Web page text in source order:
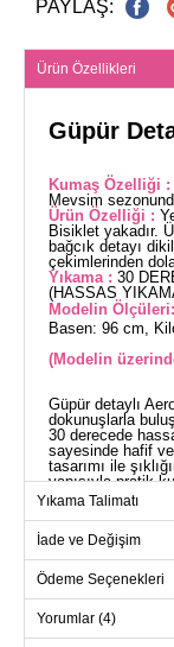
PAYLAŞ:
Ürün Özellikleri
Güpür
Kumaş Özelliği :
Mevsim
Ürün Özelliği :
Bisiklet yakadır.
bağcık detayı
çekimlerinden
Yıkama : 30
(HASSAS
Modelin Ölçüleri:
Basen: 96 cm,
(Modelin
Güpür detaylı
dokunuşlarla
30 derecede
sayesinde hafif
tasarımı ile
yapısıyla pratik
manşeti lastikli
Beden
38
40
Yıkama Talimatı
İade ve Değişim
Ödeme Seçenekleri
Yorumlar (4)